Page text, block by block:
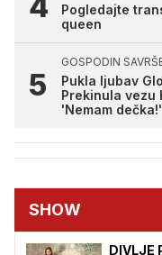
Pogledajte
queen
GOSPODIN
Pukla ljubav
Prekinula vezu
'Nemam dečka!'
SHOW
DIVLJE